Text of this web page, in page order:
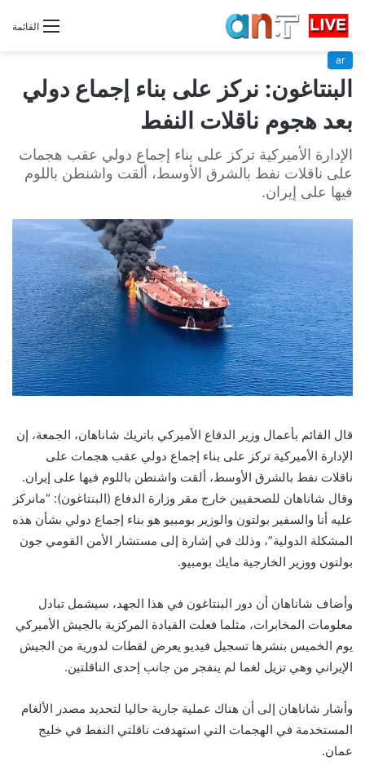
القائمة
ar
البنتاغون: نركز على بناء إجماع دولي
بعد هجوم ناقلات النفط
الإدارة الأميركية تركز على بناء إجماع دولي عقب هجمات
على ناقلات نفط بالشرق الأوسط، ألقت واشنطن باللوم
فيها على إيران.
قال القائم بأعمال وزير الدفاع الأميركي باتريك شاناهان، الجمعة، إن
الإدارة الأميركية تركز على بناء إجماع دولي عقب هجمات على
ناقلات نفط بالشرق الأوسط، ألقت واشنطن باللوم فيها على إيران.
وقال شاناهان للصحفيين خارج مقر وزارة الدفاع (البنتاغون): “مانركز
عليه أنا والسفير بولتون والوزير بومبيو هو بناء إجماع دولي بشأن هذه
المشكلة الدولية”، وذلك في إشارة إلى مستشار الأمن القومي جون
بولتون ووزير الخارجية مايك بومبيو.
وأضاف شاناهان أن دور البنتاغون في هذا الجهد، سيشمل تبادل
معلومات المخابرات، مثلما فعلت القيادة المركزية بالجيش الأميركي
يوم الخميس بنشرها تسجيل فيديو يعرض لقطات لدورية من الجيش
الإيراني وهي تزيل لغما لم ينفجر من جانب إحدى الناقلتين.
وأشار شاناهان إلى أن هناك عملية جارية حاليا لتحديد مصدر الألغام
المستخدمة في الهجمات التي استهدفت ناقلتي النفط في خليج
عمان.